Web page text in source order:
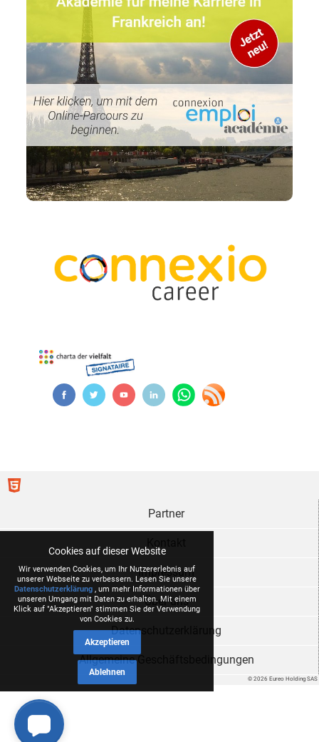
Cookies auf dieser Website
Wir verwenden Cookies, um Ihr Nutzererlebnis auf
unserer Webseite zu verbessern. Lesen Sie unsere
Datenschutzerklärung, um mehr Informationen über
unseren Umgang mit Daten zu erhalten. Mit einem
Klick auf "Akzeptieren" stimmen Sie der Verwendung
von Cookies zu.
Akzeptieren
Ablehnen
© 2026 Eureo Holding SAS
Partner
Impressum
Über uns
Datenschutzerklärung
Allgemeine Geschäftsbedingungen